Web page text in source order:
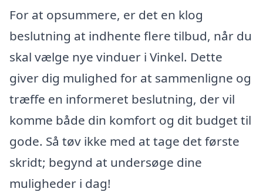
For at opsummere, er det en klog
beslutning at indhente flere tilbud, når du
skal vælge nye vinduer i Vinkel. Dette
giver dig mulighed for at sammenligne og
træffe en informeret beslutning, der vil
komme både din komfort og dit budget til
gode. Så tøv ikke med at tage det første
skridt; begynd at undersøge dine
muligheder i dag!